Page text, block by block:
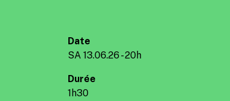
Date
SA 13.06.26 - 20h
Durée
1h30